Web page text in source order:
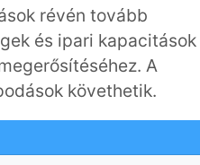
révén tovább
és ipari kapacitások
A
követhetik.